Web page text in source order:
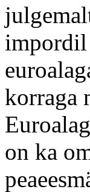
impordil
korraga
on ka